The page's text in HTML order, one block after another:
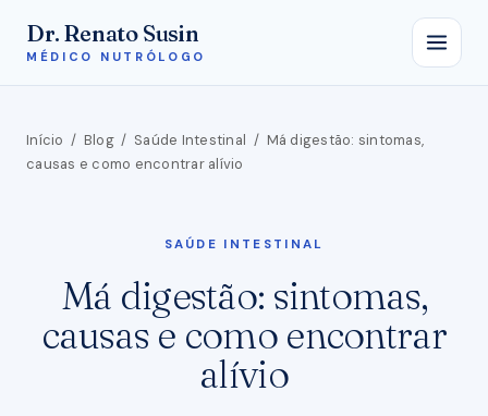
Dr. Renato Susin
MÉDICO NUTRÓLOGO
Início / Blog/ Saúde Intestinal / Má digestão: sintomas,
causas e como encontrar alívio
SAÚDE INTESTINAL
Má digestão: sintomas,
causas e como encontrar
alívio